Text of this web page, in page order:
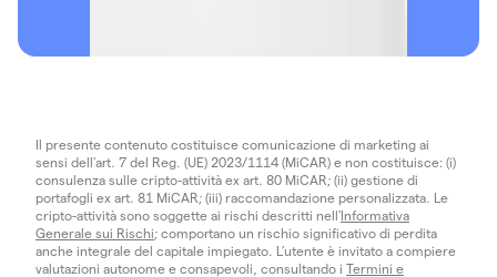
Il presente contenuto costituisce comunicazione di marketing ai
sensi dell'art. 7 del Reg. (UE) 2023/1114 (MiCAR) e non costituisce: (i)
consulenza sulle cripto-attività ex art. 80 MiCAR; (ii) gestione di
portafogli ex art. 81 MiCAR; (iii) raccomandazione personalizzata. Le
cripto-attività sono soggette ai rischi descritti nell'Informativa
Generale sui Rischi; comportano un rischio significativo di perdita
anche integrale del capitale impiegato. L’utente è invitato a compiere
valutazioni autonome e consapevoli, consultando i Termini e